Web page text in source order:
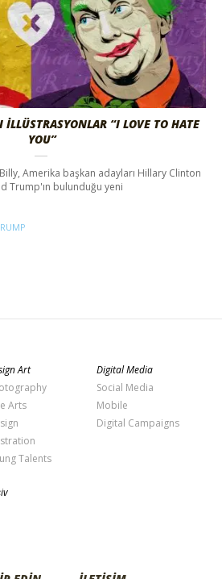
“I LOVE TO HATE
YOU”
Amerika başkan adayları Hillary Clinton
Trump'ın bulunduğu yeni
Art
Arts
Talents
Digital Media
Social Media
Mobile
Digital Campaigns